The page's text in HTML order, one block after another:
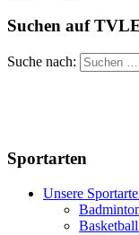
Suchen auf
Suche nach:
Sportarten
Unsere